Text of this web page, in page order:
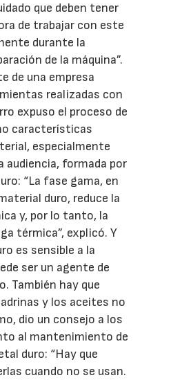
que deben tener
de trabajar con este
durante la
de la máquina”.
de una empresa
realizadas con
expuso el proceso de
características
especialmente
audiencia, formada por
“La fase gama, en
duro, reduce la
y, por lo tanto, la
térmica”, explicó. Y
es sensible a la
ser un agente de
También hay que
y los aceites no
dio un consejo a los
al mantenimiento de
duro: “Hay que
cuando no se usan.